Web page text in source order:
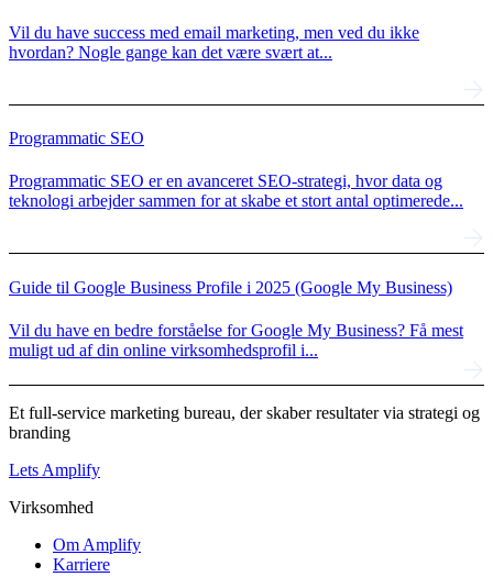
Vil du have success med email marketing, men ved du ikke
hvordan? Nogle gange kan det være svært at...
Programmatic SEO
Programmatic SEO er en avanceret SEO-strategi, hvor data og
teknologi arbejder sammen for at skabe et stort antal optimerede...
Guide til Google Business Profile i 2025 (Google My Business)
Vil du have en bedre forståelse for Google My Business? Få mest
muligt ud af din online virksomhedsprofil i...
Et full-service marketing bureau, der skaber resultater via strategi og
branding
Lets Amplify
Virksomhed
Om Amplify
Karriere